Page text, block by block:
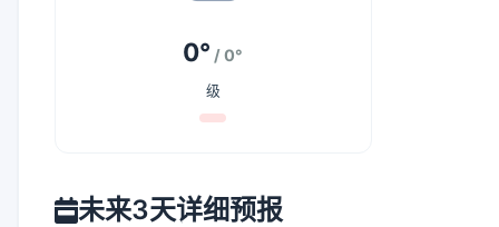
0° / 0°
级
未来3天详细预报